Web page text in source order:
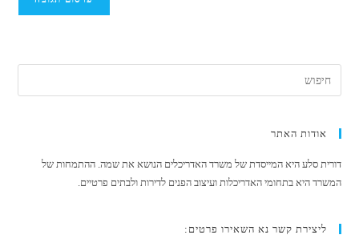
אודות האתר
דורית סלע היא המייסדת של משרד האדריכלים הנושא את שמה. ההתמחות של
המשרד היא בתחומי האדריכלות ועיצוב הפנים לדירות ולבתים פרטיים.
ליצירת קשר נא השאירו פרטים: